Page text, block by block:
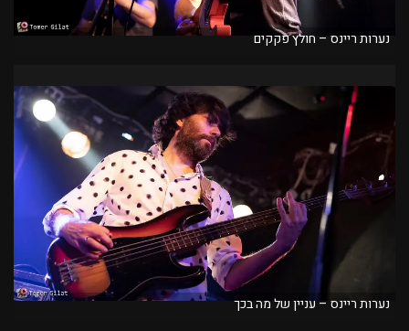
נערות ריינס – חולץ פקקים
נערות ריינס – עניין של מה בכך